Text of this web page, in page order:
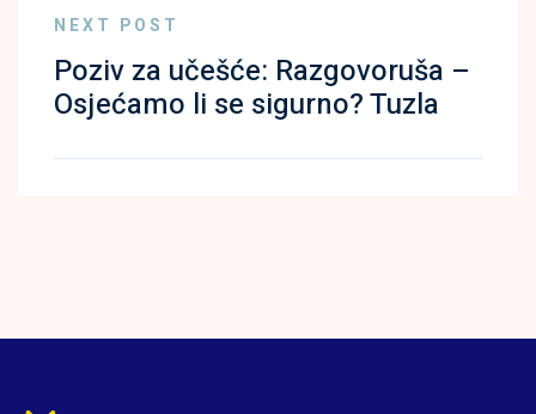
NEXT POST
Poziv za učešće: Razgovoruša –
Osjećamo li se sigurno? Tuzla